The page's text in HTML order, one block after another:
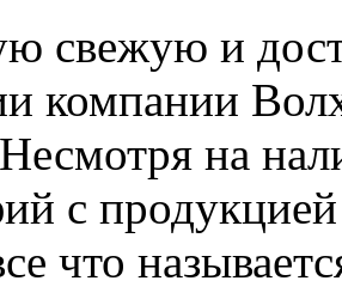
свежую и
компании
на
с
что